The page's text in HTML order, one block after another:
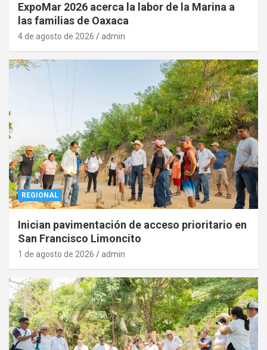
ExpoMar 2026 acerca la labor de la Marina a
las familias de Oaxaca
4 de agosto de 2026 admin
REGIONAL
Inician pavimentación de acceso prioritario en
San Francisco Limoncito
1 de agosto de 2026 admin